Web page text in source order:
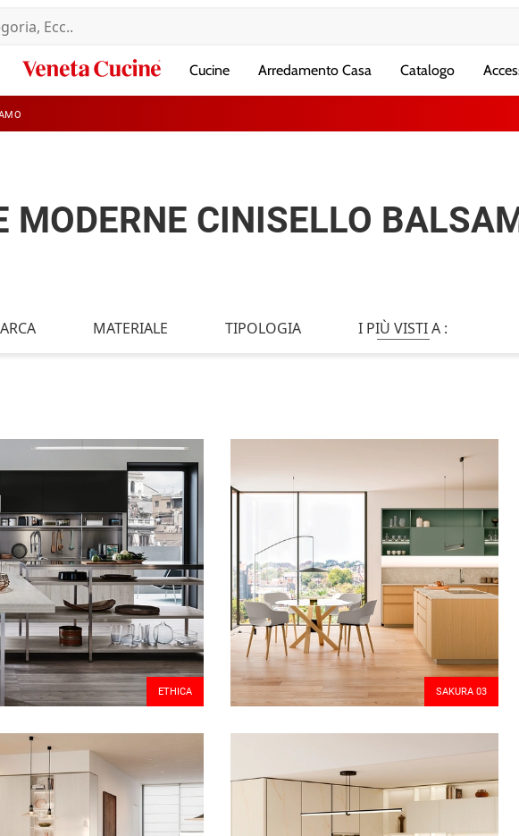
VenetaCucine Arredamento Casa Catalogo
MODERNE CINISELLO
MATERIALE TIPOLOGIA I PIÙ VISTI A :
ETHICA SAKURA 03